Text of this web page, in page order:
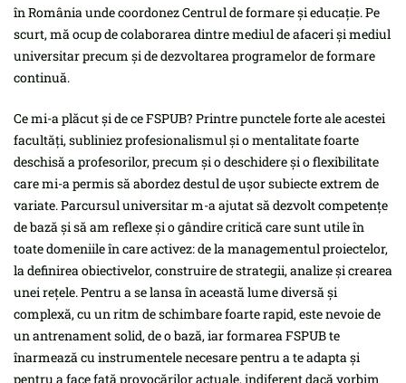
în România unde coordonez Centrul de formare și educație. Pe
scurt, mă ocup de colaborarea dintre mediul de afaceri și mediul
universitar precum și de dezvoltarea programelor de formare
continuă.
Ce mi-a plăcut și de ce FSPUB? Printre punctele forte ale acestei
facultăți, subliniez profesionalismul și o mentalitate foarte
deschisă a profesorilor, precum și o deschidere și o flexibilitate
care mi-a permis să abordez destul de ușor subiecte extrem de
variate. Parcursul universitar m-a ajutat să dezvolt competențe
de bază și să am reflexe și o gândire critică care sunt utile în
toate domeniile în care activez: de la managementul proiectelor,
la definirea obiectivelor, construire de strategii, analize și crearea
unei rețele. Pentru a se lansa în această lume diversă și
complexă, cu un ritm de schimbare foarte rapid, este nevoie de
un antrenament solid, de o bază, iar formarea FSPUB te
înarmează cu instrumentele necesare pentru a te adapta și
pentru a face față provocărilor actuale, indiferent dacă vorbim